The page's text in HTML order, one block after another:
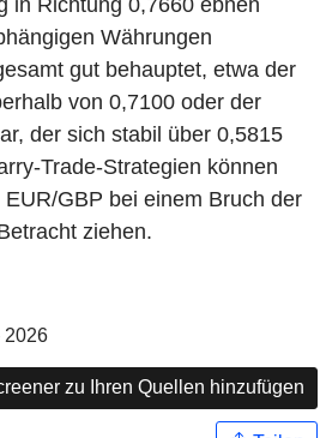
Währungen
gut behauptet, etwa der
von 0,7100 oder der
der sich stabil über 0,5815
Trade-Strategien können
GBP bei einem Bruch der
ziehen.
2026
zu Ihren Quellen hinzufügen